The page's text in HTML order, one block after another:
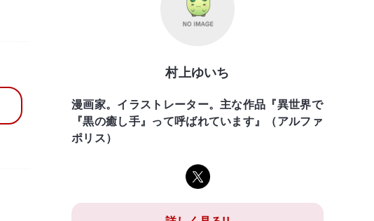
村上ゆいち
漫画家。イラストレーター。主な作品『異世界で
『黒の癒し手』って呼ばれています』（アルファ
ポリス）